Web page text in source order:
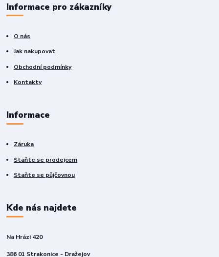
Informace pro zákazníky
O nás
Jak nakupovat
Obchodní podmínky
Kontakty
Informace
Záruka
Staňte se prodejcem
Staňte se půjčovnou
Kde nás najdete
Na Hrázi 420
386 01 Strakonice - Dražejov